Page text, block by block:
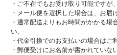
・ご不在でもお受け取り可能ですが
・メール便を選択した場合は、お届
・通常配送よりもお時間がかかる場
い。
・代金引換でのお支払いの場合はご
・郵便受けにお名前が書かれていな